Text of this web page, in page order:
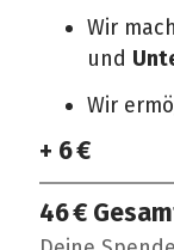
Wir
und
Wir
+ 6 €
46 €